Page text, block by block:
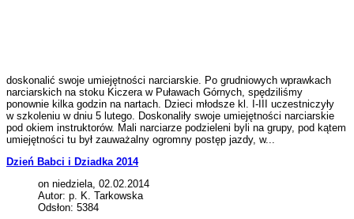
doskonalić swoje umiejętności narciarskie. Po grudniowych wprawkach
narciarskich na stoku Kiczera w Puławach Górnych, spędziliśmy
ponownie kilka godzin na nartach. Dzieci młodsze kl. I-III uczestniczyły
w szkoleniu w dniu 5 lutego. Doskonaliły swoje umiejętności narciarskie
pod okiem instruktorów. Mali narciarze podzieleni byli na grupy, pod kątem
umiejętności tu był zauważalny ogromny postęp jazdy, w...
Dzień Babci i Dziadka 2014
on niedziela, 02.02.2014
Autor: p. K. Tarkowska
Odsłon: 5384